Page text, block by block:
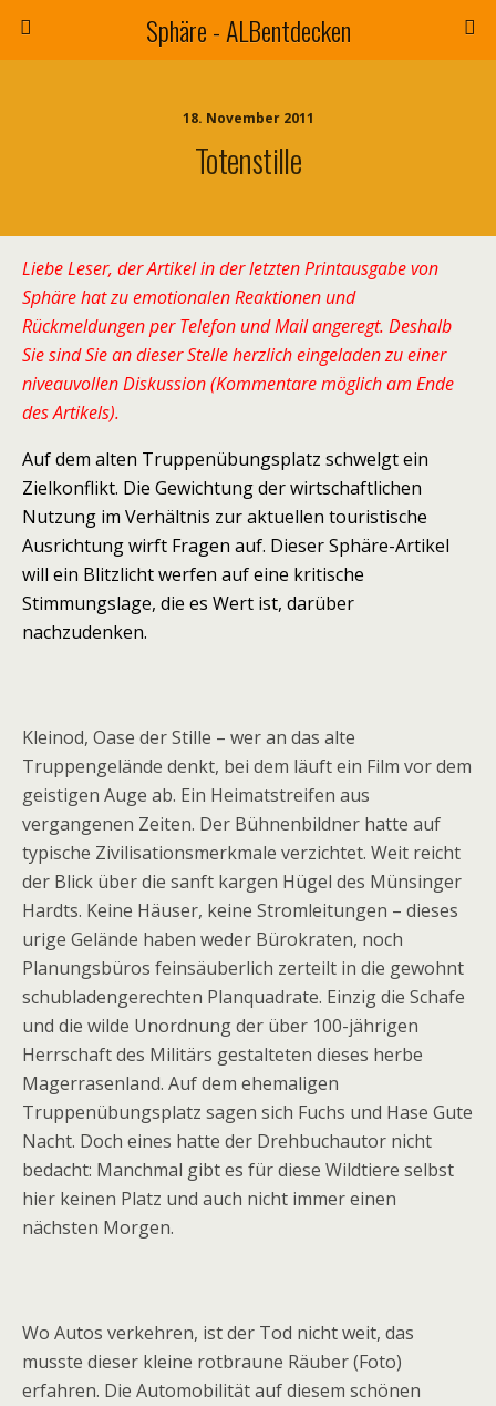
Sphäre - ALBentdecken
18. November 2011
Totenstille
Liebe Leser, der Artikel in der letzten Printausgabe von
Sphäre hat zu emotionalen Reaktionen und
Rückmeldungen per Telefon und Mail angeregt. Deshalb
Sie sind Sie an dieser Stelle herzlich eingeladen zu einer
niveauvollenDiskussion (Kommentare möglich am Ende
des Artikels).
Auf dem alten Truppenübungsplatz schwelgt ein
Zielkonflikt. Die Gewichtung der wirtschaftlichen
Nutzung im Verhältnis zur aktuellen touristische
Ausrichtung wirft Fragen auf. Dieser Sphäre-Artikel
will ein Blitzlicht werfen auf eine kritische
Stimmungslage, die es Wert ist, darüber
nachzudenken.
Kleinod, Oase der Stille – wer an das alte
Truppengelände denkt, bei dem läuft ein Film vor dem
geistigen Auge ab. Ein Heimatstreifen aus
vergangenen Zeiten. Der Bühnenbildner hatte auf
typische Zivilisationsmerkmale verzichtet. Weit reicht
der Blick über die sanft kargen Hügel des Münsinger
Hardts. Keine Häuser, keine Stromleitungen – dieses
urige Gelände haben weder Bürokraten, noch
Planungsbüros feinsäuberlich zerteilt in die gewohnt
schubladengerechten Planquadrate. Einzig die Schafe
und die wilde Unordnung der über 100-jährigen
Herrschaft des Militärs gestalteten dieses herbe
Magerrasenland. Auf dem ehemaligen
Truppenübungsplatz sagen sich Fuchs und Hase Gute
Nacht. Doch eines hatte der Drehbuchautor nicht
bedacht: Manchmal gibt es für diese Wildtiere selbst
hier keinen Platz und auch nicht immer einen
nächsten Morgen.
Wo Autos verkehren, ist der Tod nicht weit, das
musste dieser kleine rotbraune Räuber (Foto)
erfahren. Die Automobilität auf diesem schönen